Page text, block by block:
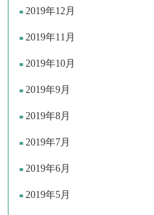
2019年12月
2019年11月
2019年10月
2019年9月
2019年8月
2019年7月
2019年6月
2019年5月